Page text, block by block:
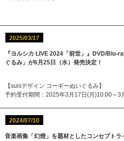
2025/03/17
『ヨルシカ LIVE 2024「前世」』DVD/Blu-
ぐるみ」が6月25日（水）発売決定！
【suisデザイン コーギーぬいぐるみ】
予約受付期間：2025年3月17日(月)10:00～3
2024/07/10
音楽画集「幻燈」を題材としたコンセプト